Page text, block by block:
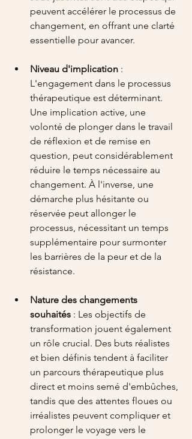
peuvent accélérer le processus de
changement, en offrant une clarté
essentielle pour avancer.
Niveau d'implication :
L'engagement dans le processus
thérapeutique est déterminant.
Une implication active, une
volonté de plonger dans le travail
de réflexion et de remise en
question, peut considérablement
réduire le temps nécessaire au
changement. À l'inverse, une
démarche plus hésitante ou
réservée peut allonger le
processus, nécessitant un temps
supplémentaire pour surmonter
les barrières de la peur et de la
résistance.
Nature des changements
souhaités : Les objectifs de
transformation jouent également
un rôle crucial. Des buts réalistes
et bien définis tendent à faciliter
un parcours thérapeutique plus
direct et moins semé d'embûches,
tandis que des attentes floues ou
irréalistes peuvent compliquer et
prolonger le voyage vers le